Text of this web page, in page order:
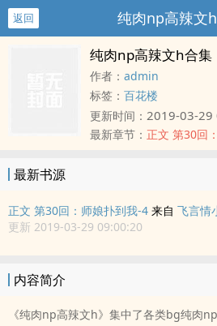
返回 纯肉np高辣文
纯肉np高辣文h合集
作者： admin
标签： 百花楼
更新时间： 2019-03-29
最新章节： 正文 第30回
最新书源
正文 第30回：师娘扑到我-4 来自 飞言情
更新 2019-03-29 09:00:20
内容简介
《纯肉np高辣文h》集中了各类bg纯肉